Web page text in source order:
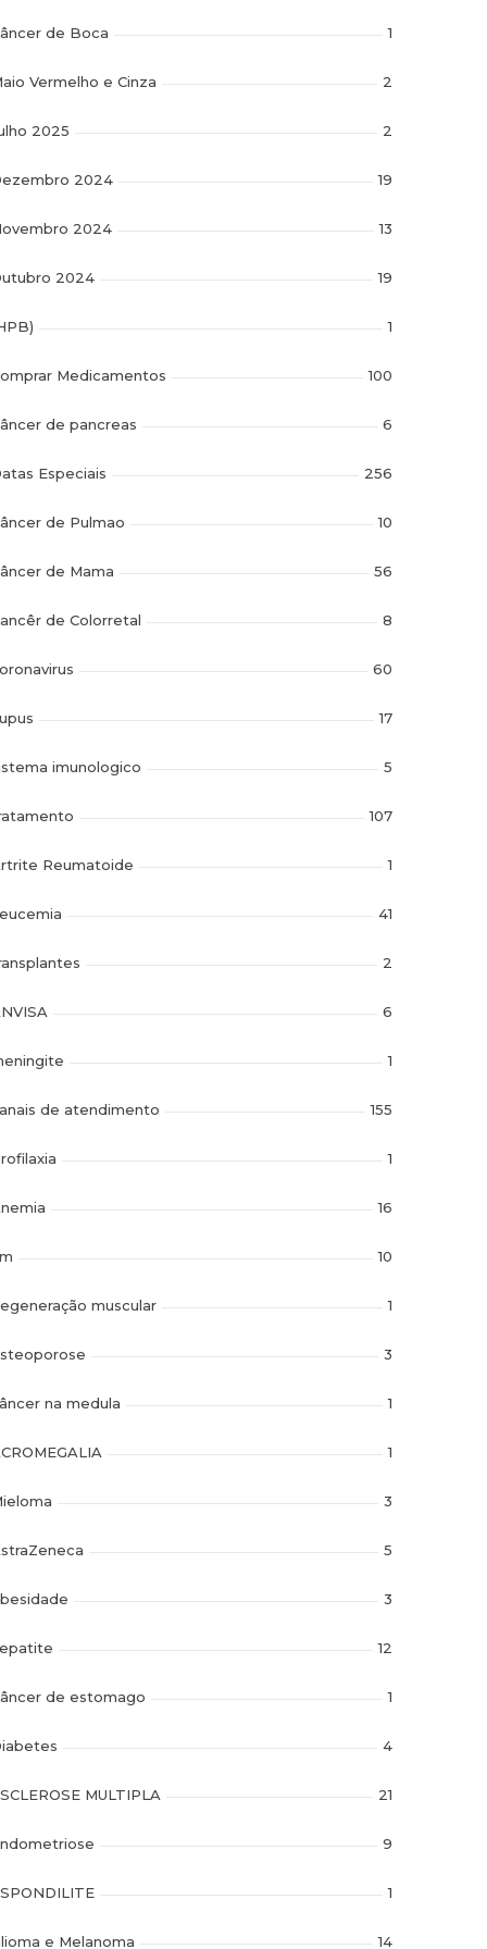
de Boca 1
Vermelho e Cinza 2
2025 2
2024 19
2024 13
2024 19
1
Medicamentos 100
de pancreas 6
Especiais 256
de Pulmao 10
de Mama 56
de Colorretal 8
60
17
imunologico 5
107
Reumatoide 1
41
2
6
1
de atendimento 155
1
16
10
muscular 1
3
na medula 1
1
3
5
3
12
de estomago 1
4
MULTIPLA 21
9
1
e Melanoma 14